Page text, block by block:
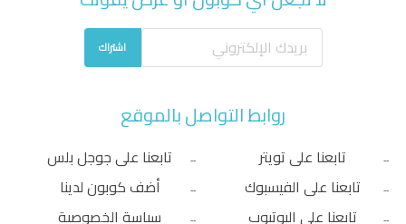
اشتراك
روابط التواصل بالموقع
تابعنا على تويتر
تابعنا على الفيسبوك
تابعنا على اليوتيوب
تابعنا على جوجل بلس
أضف كوبون لدينا
سياسة الخصوصية